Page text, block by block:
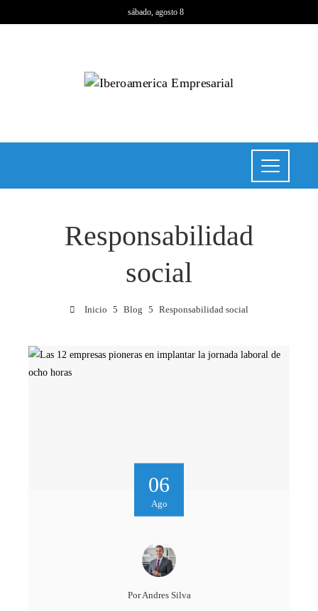
sábado, agosto 8
Responsabilidad
social
Inicio Blog Responsabilidad social
06
Ago
PorAndres Silva